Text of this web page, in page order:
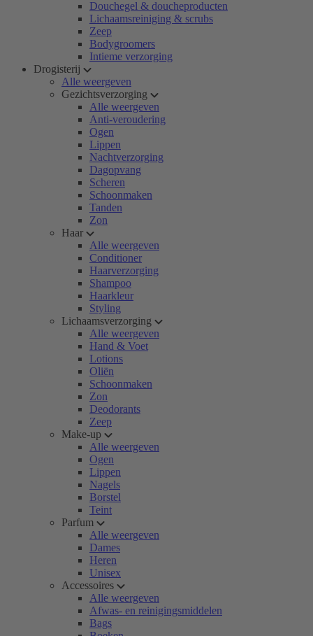
Douchegel & doucheproducten
Lichaamsreiniging & scrubs
Zeep
Bodygroomers
Intieme verzorging
Drogisterij
Alle weergeven
Gezichtsverzorging
Alle weergeven
Anti-veroudering
Ogen
Lippen
Nachtverzorging
Dagopvang
Scheren
Schoonmaken
Tanden
Zon
Haar
Alle weergeven
Conditioner
Haarverzorging
Shampoo
Haarkleur
Styling
Lichaamsverzorging
Alle weergeven
Hand & Voet
Lotions
Oliën
Schoonmaken
Zon
Deodorants
Zeep
Make-up
Alle weergeven
Ogen
Lippen
Nagels
Borstel
Teint
Parfum
Alle weergeven
Dames
Heren
Unisex
Accessoires
Alle weergeven
Afwas- en reinigingsmiddelen
Bags